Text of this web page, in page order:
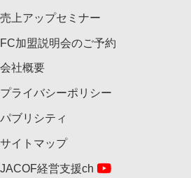
売上アップセミナー
FC加盟説明会のご予約
会社概要
プライバシーポリシー
パブリシティ
サイトマップ
JACOF経営支援ch